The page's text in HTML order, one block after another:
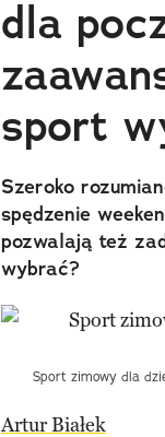
dla
sport
Szeroko
spędzenie
pozwalają też
wybrać?
Sport zimowy dla
Artur Białek